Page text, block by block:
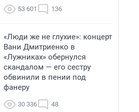
53 601 136
«Люди же не глухие»: концерт
Вани Дмитриенко в
«Лужниках» обернулся
скандалом — его сестру
обвинили в пении под
фанеру
30 336 48